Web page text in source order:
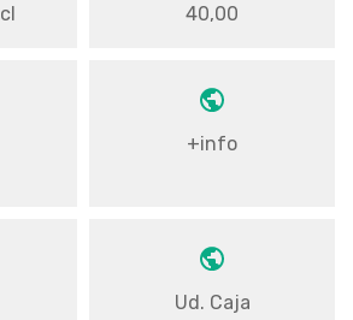
40,00
+info
Ud. Caja